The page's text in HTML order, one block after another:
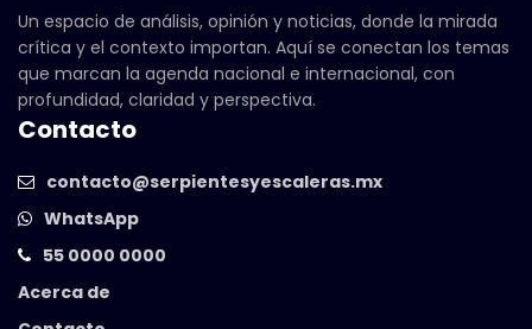
Un espacio de análisis, opinión y noticias, donde la mirada
crítica y el contexto importan. Aquí se conectan los temas
que marcan la agenda nacional e internacional, con
profundidad, claridad y perspectiva.
Contacto
contacto@serpientesyescaleras.mx
WhatsApp
55 0000 0000
Acerca de